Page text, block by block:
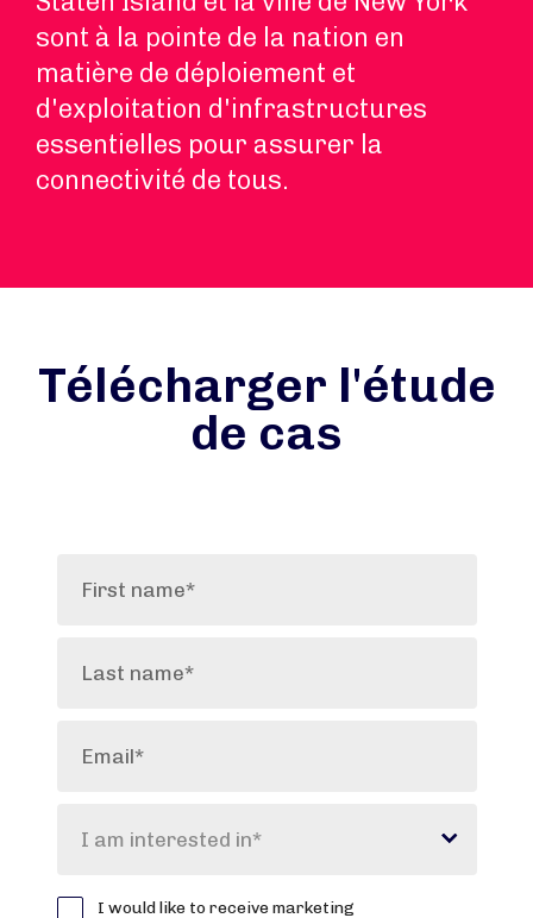
sont à la pointe de la nation en
matière de déploiement et
d'exploitation d'infrastructures
essentielles pour assurer la
connectivité de tous.
Télécharger l'étude
de cas